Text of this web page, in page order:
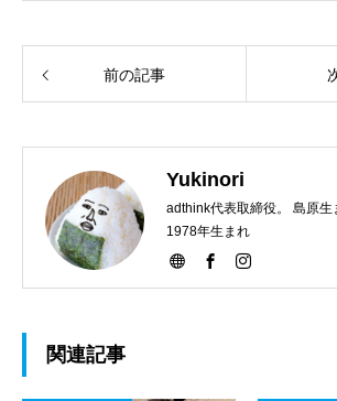
前の記事
Yukinori
adthink代表取締役。 島原生
1978年生まれ
関連記事